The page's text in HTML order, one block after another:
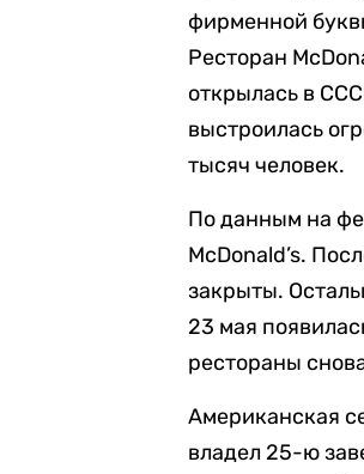
фирменной
Ресторан
открылась в
выстроилась
тысяч человек.
По данным на
McDonald’s.
закрыты.
23 мая
рестораны
Американская
владел 25-ю